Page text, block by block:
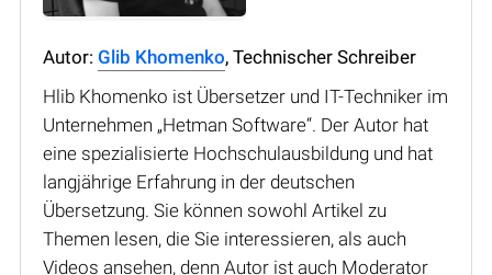
Autor: Glib Khomenko, Technischer Schreiber
Hlib Khomenko ist Übersetzer und IT-Techniker im
Unternehmen „Hetman Software“. Der Autor hat
eine spezialisierte Hochschulausbildung und hat
langjährige Erfahrung in der deutschen
Übersetzung. Sie können sowohl Artikel zu
Themen lesen, die Sie interessieren, als auch
Videos ansehen, denn Autor ist auch Moderator